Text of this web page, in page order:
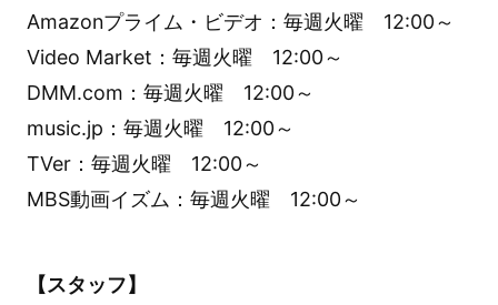
Amazonプライム・ビデオ：毎週火曜 12:00～
Video Market：毎週火曜 12:00～
DMM.com：毎週火曜 12:00～
music.jp：毎週火曜 12:00～
TVer：毎週火曜 12:00～
MBS動画イズム：毎週火曜 12:00～
【スタッフ】